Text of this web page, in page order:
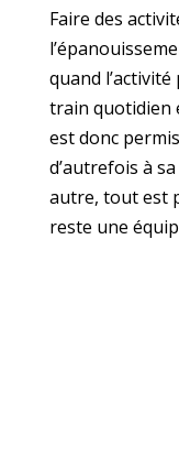
Faire des
quand
train quotidien
est donc
d’autrefois à
autre, tout est
reste une